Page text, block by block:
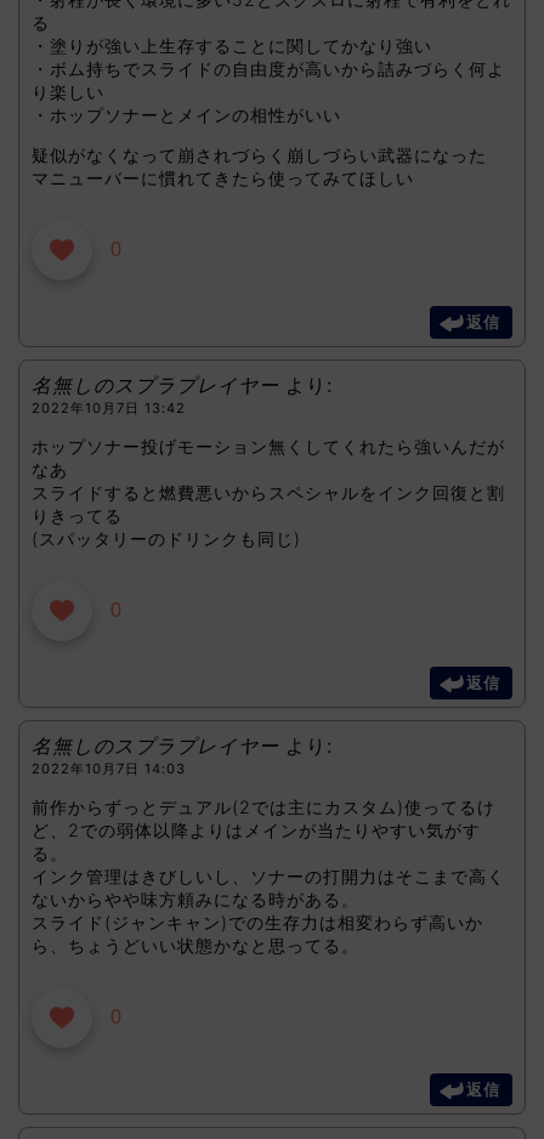
る
・塗りが強い上生存することに関してかなり強い
・ボム持ちでスライドの自由度が高いから詰みづらく何よ
り楽しい
・ホップソナーとメインの相性がいい
疑似がなくなって崩されづらく崩しづらい武器になった
マニューバーに慣れてきたら使ってみてほしい
0
返信
名無しのスプラプレイヤー より:
2022年10月7日 13:42
ホップソナー投げモーション無くしてくれたら強いんだが
なあ
スライドすると燃費悪いからスペシャルをインク回復と割
りきってる
(スパッタリーのドリンクも同じ)
0
返信
名無しのスプラプレイヤー より:
2022年10月7日 14:03
前作からずっとデュアル(2では主にカスタム)使ってるけ
ど、2での弱体以降よりはメインが当たりやすい気がす
る。
インク管理はきびしいし、ソナーの打開力はそこまで高く
ないからやや味方頼みになる時がある。
スライド(ジャンキャン)での生存力は相変わらず高いか
ら、ちょうどいい状態かなと思ってる。
0
返信